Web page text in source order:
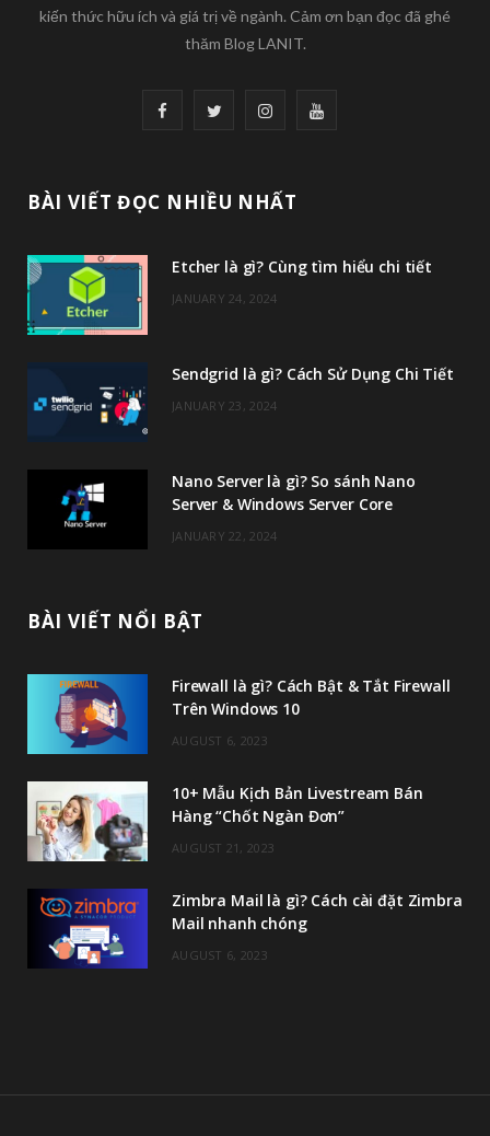
kiến thức hữu ích và giá trị về ngành. Cảm ơn bạn đọc đã ghé
thăm Blog LANIT.
c
b
o
T
i
t
I
s
a
Y
u
BÀI VIẾT ĐỌC NHIỀU NHẤT
Etcher là gì? Cùng tìm hiểu chi tiết
JANUARY 24, 2024
Sendgrid là gì? Cách Sử Dụng Chi Tiết
JANUARY 23, 2024
Nano Server là gì? So sánh Nano
Server & Windows Server Core
JANUARY 22, 2024
BÀI VIẾT NỔI BẬT
Firewall là gì? Cách Bật & Tắt Firewall
Trên Windows 10
AUGUST 6, 2023
10+ Mẫu Kịch Bản Livestream Bán
Hàng “Chốt Ngàn Đơn”
AUGUST 21, 2023
Zimbra Mail là gì? Cách cài đặt Zimbra
Mail nhanh chóng
AUGUST 6, 2023